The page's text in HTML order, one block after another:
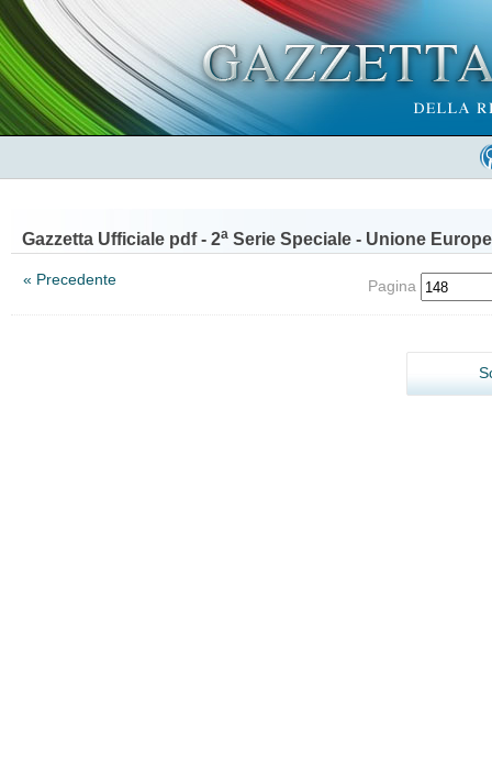
Gazzetta Ufficiale pdf - 2a Serie Speciale - Unione
« Precedente Pagina